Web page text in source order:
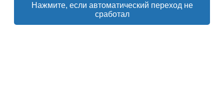
Нажмите, если автоматический переход не
сработал